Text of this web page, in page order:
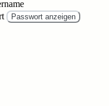
Passwort anzeigen